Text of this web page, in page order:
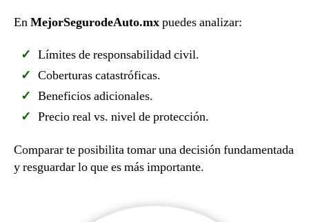
EnMejorSegurodeAuto.mxpuedes analizar:
Límites de responsabilidad civil.
Coberturas catastróficas.
Beneficios adicionales.
Precio real vs. nivel de protección.
Comparar te posibilita tomar una decisión fundamentada
y resguardar lo que es más importante.